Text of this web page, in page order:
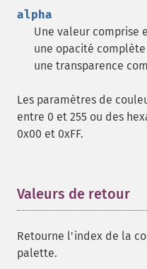
alpha
Une valeur comprise
une opacité
une transparence
Les paramètres de
entre 0 et 255 ou des
0x00 et 0xFF.
Valeurs de retour
Retourne l'index de la
palette.